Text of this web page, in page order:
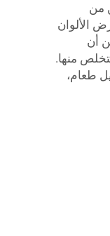
من
الألوان
أن
منها.
طعام،